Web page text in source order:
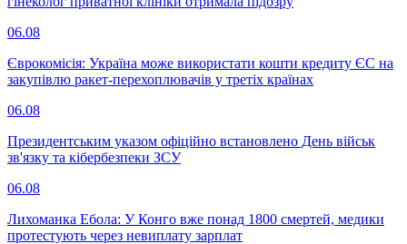
06.08
Єврокомісія: Україна може використати кошти кредиту ЄС на
закупівлю ракет-перехоплювачів у третіх країнах
06.08
Президентським указом офіційно встановлено День військ
зв'язку та кібербезпеки ЗСУ
06.08
Лихоманка Ебола: У Конго вже понад 1800 смертей, медики
протестують через невиплату зарплат